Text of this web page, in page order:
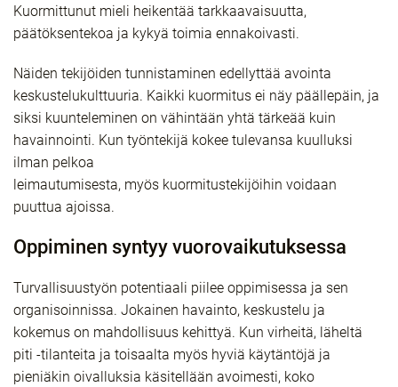
Kuormittunut mieli heikentää tarkkaavaisuutta,
päätöksentekoa ja kykyä toimia ennakoivasti.
Näiden tekijöiden tunnistaminen edellyttää avointa
keskustelukulttuuria. Kaikki kuormitus ei näy päällepäin, ja
siksi kuunteleminen on vähintään yhtä tärkeää kuin
havainnointi. Kun työntekijä kokee tulevansa kuulluksi
ilman pelkoa
leimautumisesta, myös kuormitustekijöihin voidaan
puuttua ajoissa.
Oppiminen syntyy vuorovaikutuksessa
Turvallisuustyön potentiaali piilee oppimisessa ja sen
organisoinnissa. Jokainen havainto, keskustelu ja
kokemus on mahdollisuus kehittyä. Kun virheitä, läheltä
piti -tilanteita ja toisaalta myös hyviä käytäntöjä ja
pieniäkin oivalluksia käsitellään avoimesti, koko